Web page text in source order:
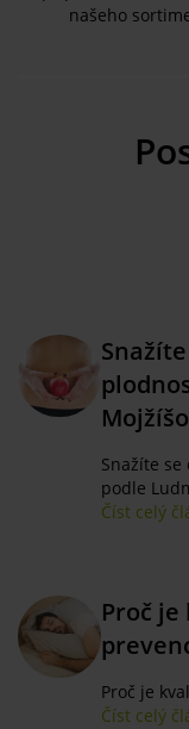
našeho
Snažíte
podle
Číst celý
Proč
Proč je
Číst celý